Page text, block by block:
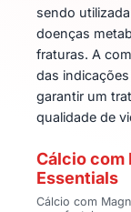
sendo
doenças
fraturas. A
das
garantir um
qualidade de
Cálcio com
Essentials
Cálcio com